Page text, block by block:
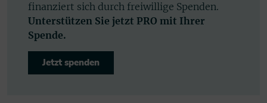
finanziert sich durch freiwillige Spenden.
Unterstützen Sie jetzt PRO mit Ihrer
Spende.
Jetzt spenden